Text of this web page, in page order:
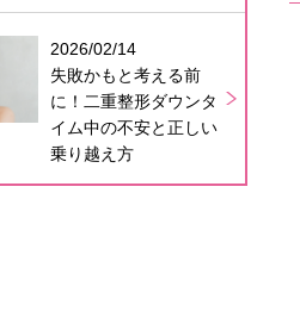
2026/02/14
失敗かもと考える前
に！二重整形ダウンタ
イム中の不安と正しい
乗り越え方